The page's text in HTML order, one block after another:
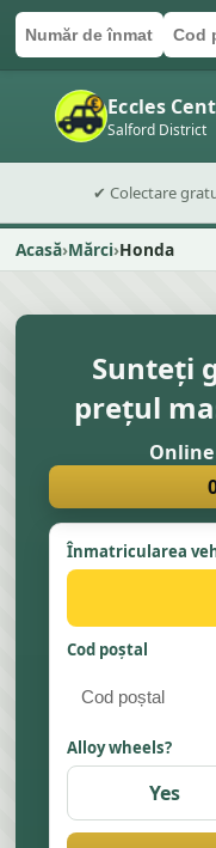
Salford District
✔ Colectare
Acasă Mărci Honda
Sunteți
prețul
Înmatricularea
Cod poștal
Alloy wheels?
Yes